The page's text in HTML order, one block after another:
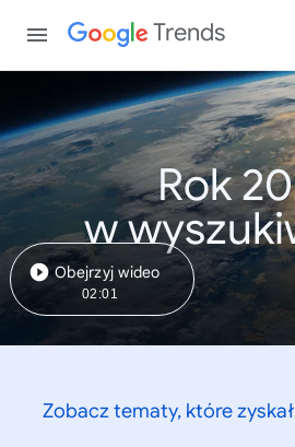
Trends
Rok
w
Obejrzyj wideo
02:01
Zobacz tematy, które